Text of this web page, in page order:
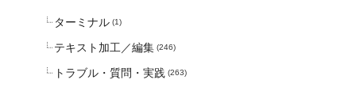
ターミナル (1)
テキスト加工／編集 (246)
トラブル・質問・実践 (263)